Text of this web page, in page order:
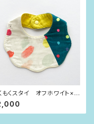
もくスタイ オフホワイト×ビ
ト水玉